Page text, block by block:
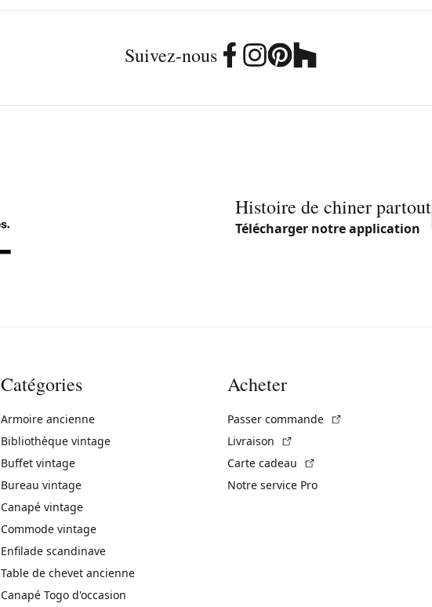
Suivez-nous
Histoire de chiner partout
Télécharger notre application
Catégories
Armoire ancienne
Bibliothèque vintage
Buffet vintage
Bureau vintage
Canapé vintage
Commode vintage
Enfilade scandinave
Table de chevet ancienne
Canapé Togo d'occasion
Acheter
Passer commande
Livraison
Carte cadeau
Notre service Pro